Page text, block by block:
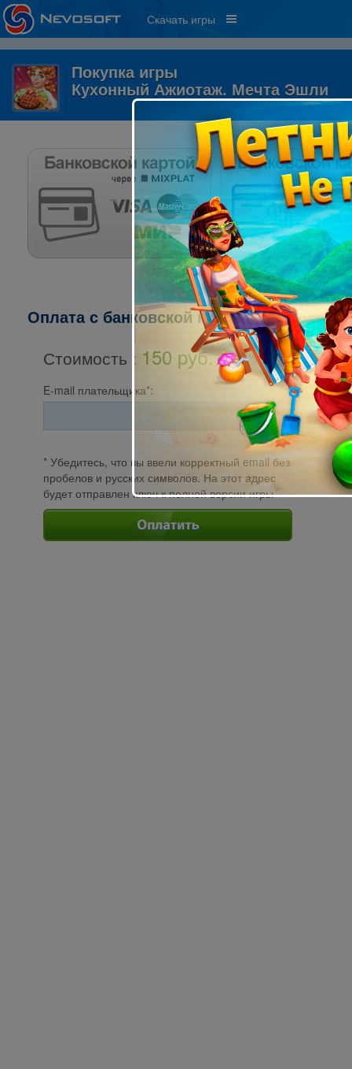
Скачать игры
Покупка игры
Кухонный Ажиотаж. Мечта Эшли
Оплата с банковской карты через
Стоимость : 150 pуб.
E-mail плательщика*:
* Убедитесь, что вы ввели корректный email без
пробелов и русских символов. На этот адрес
будет отправлен ключ к полной версии игры